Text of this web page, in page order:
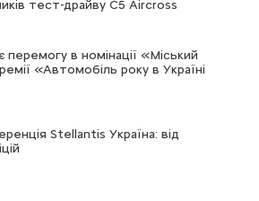
тест-драйву C5 Aircross
в номінації «Міський
«Автомобіль року в Україні
Stellantis Україна: від